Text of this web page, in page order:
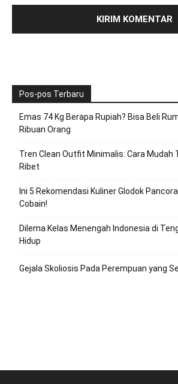
Pos-pos Terbaru
Emas 74 Kg Berapa Rupiah? Bisa Beli
Ribuan Orang
Tren Clean Outfit Minimalis: Cara Mudah
Ribet
Ini 5 Rekomendasi Kuliner Glodok
Cobain!
Dilema Kelas Menengah Indonesia di
Hidup
Gejala Skoliosis Pada Perempuan yang